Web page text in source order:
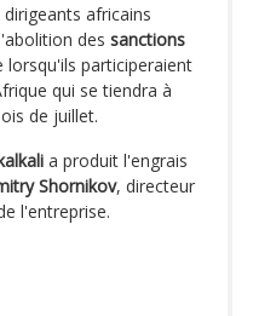
africains
des sanctions
lorsqu'ils participeraient
qui se tiendra à
de juillet.
a produit l'engrais
Shornikov, directeur
l'entreprise.